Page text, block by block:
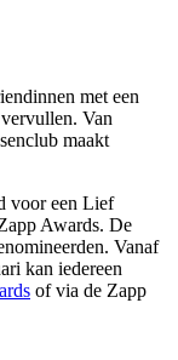
met een
Van
maakt
voor een Lief
Awards. De
Vanaf
kan iedereen
of via de Zapp